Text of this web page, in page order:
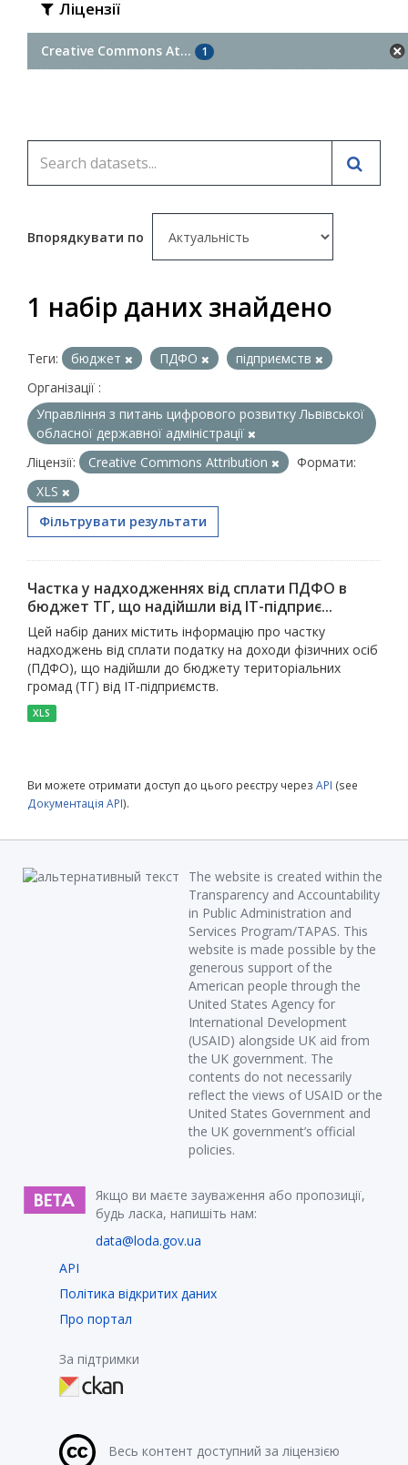
Ліцензії
Creative Commons At... 1
Впорядкувати по
1 набір даних знайдено
Теги: бюджет ПДФО
підприємств
Організації :
Управління з питань цифрового розвитку Львівської
обласної державної адміністрації
Ліцензії:
Creative Commons Attribution
Формати:
XLS
Фільтрувати результати
Частка у надходженнях від сплати ПДФО в
бюджет ТГ, що надійшли від ІТ-підприє...
Цей набір даних містить інформацію про частку
надходжень від сплати податку на доходи фізичних осіб
(ПДФО), що надійшли до бюджету територіальних
громад (ТГ) від ІТ-підприємств.
XLS
Ви можете отримати доступ до цього реєстру через API (see
Документація API).
The website is created within the
Transparency and Accountability
in Public Administration and
Services Program/TAPAS. This
website is made possible by the
generous support of the
American people through the
United States Agency for
International Development
(USAID) alongside UK aid from
the UK government. The
contents do not necessarily
reflect the views of USAID or the
United States Government and
the UK government’s official
policies.
Якщо ви маєте зауваження або пропозиції,
будь ласка, напишіть нам:
data@loda.gov.ua
API
Політика відкритих даних
Про портал
За підтримки
Весь контент доступний за ліцензією